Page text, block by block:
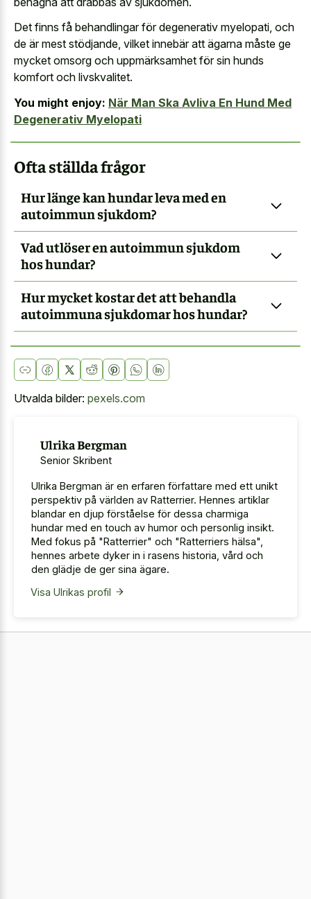
Det finns få behandlingar för degenerativ myelopati, och
de är mest stödjande, vilket innebär att ägarna måste ge
mycket omsorg och uppmärksamhet för sin hunds
komfort och livskvalitet.
You might enjoy: När Man Ska Avliva En Hund Med
Degenerativ Myelopati
Ofta ställda frågor
Hur länge kan hundar leva med en
autoimmun sjukdom?
Vad utlöser en autoimmun sjukdom
hos hundar?
Hur mycket kostar det att behandla
autoimmuna sjukdomar hos hundar?
Utvalda bilder: pexels.com
Ulrika Bergman
Senior Skribent
Ulrika Bergman är en erfaren författare med ett unikt
perspektiv på världen av Ratterrier. Hennes artiklar
blandar en djup förståelse för dessa charmiga
hundar med en touch av humor och personlig insikt.
Med fokus på "Ratterrier" och "Ratterriers hälsa",
hennes arbete dyker in i rasens historia, vård och
den glädje de ger sina ägare.
Visa Ulrikas profil